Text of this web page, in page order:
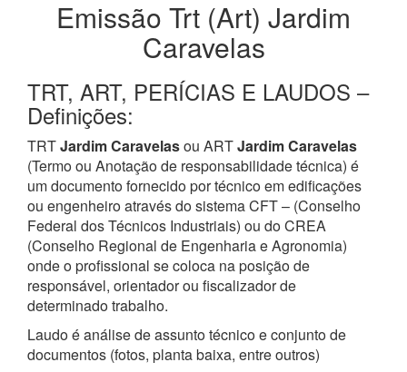
Emissão Trt (Art) Jardim
Caravelas
TRT, ART, PERÍCIAS E LAUDOS –
Definições:
TRTJardim Caravelasou ARTJardim Caravelas
(Termo ou Anotação de responsabilidade técnica) é
um documento fornecido por técnico em edificações
ou engenheiro através do sistema CFT – (Conselho
Federal dos Técnicos Industriais) ou do CREA
(Conselho Regional de Engenharia e Agronomia)
onde o profissional se coloca na posição de
responsável, orientador ou fiscalizador de
determinado trabalho.
Laudo é análise de assunto técnico e conjunto de
documentos (fotos, planta baixa, entre outros)